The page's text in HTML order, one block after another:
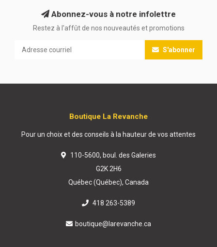
Abonnez-vous à notre infolettre
Restez à l'affût de nos nouveautés et promotions
S'abonner
Boutique La Revanche
Pour un choix et des conseils à la hauteur de vos attentes
110-5600, boul. des Galeries
G2K 2H6
Québec (Québec), Canada
418 263-5389
boutique@larevanche.ca